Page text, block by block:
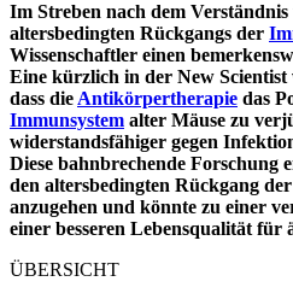
Im Streben nach dem
altersbedingten Rückgangs der
Wissenschaftler einen
Eine kürzlich in der New Scientist
dass die Antikörpertherapie das
Immunsystem alter Mäuse zu
widerstandsfähiger gegen
Diese bahnbrechende Forschung
den altersbedingten Rückgang
anzugehen und könnte zu einer
einer besseren Lebensqualität für
ÜBERSICHT